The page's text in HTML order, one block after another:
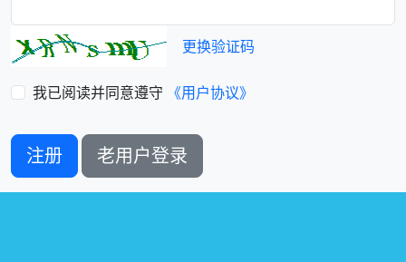
更换验证码
我已阅读并同意遵守 《用户协议》
注册 老用户登录